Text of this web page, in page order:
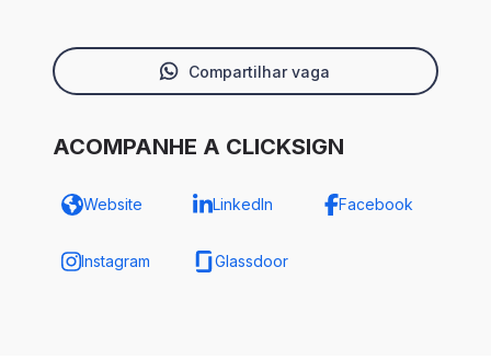
Compartilhar vaga
ACOMPANHE A CLICKSIGN
Website LinkedIn Facebook
Instagram Glassdoor